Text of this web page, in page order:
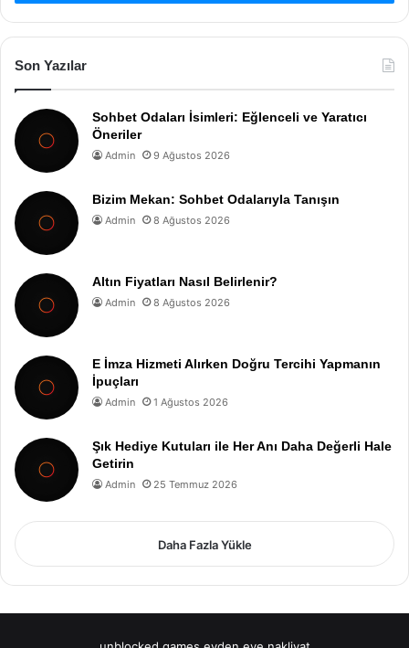
Son Yazılar
Sohbet Odaları İsimleri: Eğlenceli ve Yaratıcı
Öneriler
Admin 9 Ağustos 2026
Bizim Mekan: Sohbet Odalarıyla Tanışın
Admin 8 Ağustos 2026
Altın Fiyatları Nasıl Belirlenir?
Admin 8 Ağustos 2026
E İmza Hizmeti Alırken Doğru Tercihi Yapmanın
İpuçları
Admin 1 Ağustos 2026
Şık Hediye Kutuları ile Her Anı Daha Değerli Hale
Getirin
Admin 25 Temmuz 2026
Daha Fazla Yükle